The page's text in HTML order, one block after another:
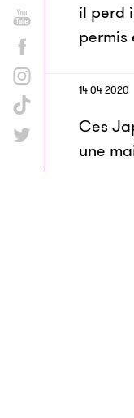
il perd
permis
14 04 2020
Ces
une